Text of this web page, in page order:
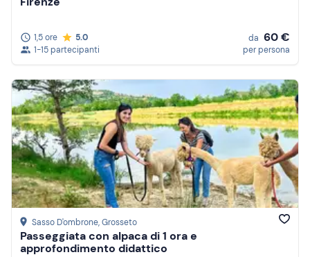
1,5 ore
5.0
1-15 partecipanti
da 60 €
per persona
Sasso D'ombrone, Grosseto
Passeggiata con alpaca di 1 ora e
approfondimento didattico